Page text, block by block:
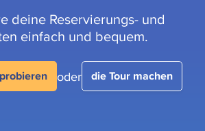
deine Reservierungs- und
einfach und bequem.
oder die Tour machen